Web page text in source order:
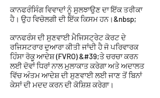
ਕਾਨਫਰੰਸਿੰਗ ਵਿਵਾਦਾਂ ਨੂੰ ਸੁਲਝਾਉਣ ਦਾ ਇੱਕ ਤਰੀਕਾ
ਹੈ। ਉਹ ਵਿਚੋਲਗੀ ਦੀ ਇੱਕ ਕਿਸਮ ਹਨ।&nbsp;
ਕਾਨਫਰੰਸ ਦੀ ਸੁਣਵਾਈ ਮੈਜਿਸਟ੍ਰੇਟ ਕੋਰਟ ਦੇ
ਰਜਿਸਟਰਾਰ ਦੁਆਰਾ ਕੀਤੀ ਜਾਂਦੀ ਹੈ ਜੋ ਪਰਿਵਾਰਕ
ਹਿੰਸਾ ਰੋਕੂ ਆਦੇਸ਼ (FVRO) &#39;ਤੇ ਚਰਚਾ ਕਰਨ
ਲਈ ਦੋਵਾਂ ਧਿਰਾਂ ਨਾਲ ਮੁਲਾਕਾਤ ਕਰੇਗਾ ਅਤੇ ਅਦਾਲਤ
ਵਿੱਚ ਅੰਤਮ ਆਦੇਸ਼ ਦੀ ਸੁਣਵਾਈ ਲਈ ਜਾਣ ਤੋਂ ਬਿਨਾਂ
ਕੇਸਾਂ ਦੀ ਮਦਦ ਕਰਨ ਦੀ ਕੋਸ਼ਿਸ਼ ਕਰੇਗਾ।